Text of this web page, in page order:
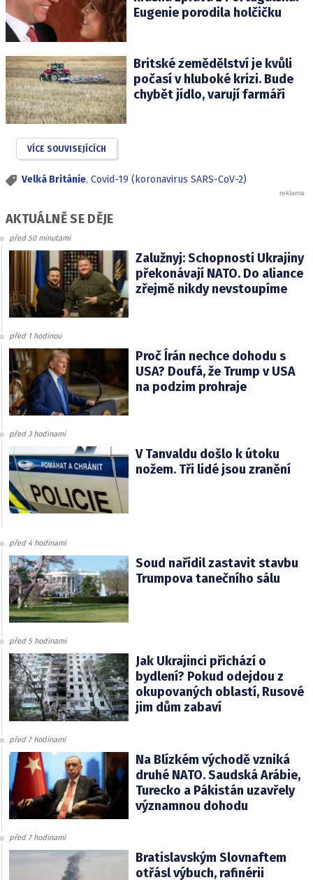
Eugenie porodila holčičku
Britské zemědělství je kvůli
počasí v hluboké krizi. Bude
chybět jídlo, varují farmáři
VÍCE SOUVISEJÍCÍCH
Velká Británie, Covid-19 (koronavirus SARS-CoV-2)
AKTUÁLNĚ SE DĚJE
před 50 minutami
Zalužnyj: Schopnosti Ukrajiny
překonávají NATO. Do aliance
zřejmě nikdy nevstoupíme
před 1 hodinou
Proč Írán nechce dohodu s
USA? Doufá, že Trump v USA
na podzim prohraje
před 3 hodinami
V Tanvaldu došlo k útoku
nožem. Tři lidé jsou zranění
před 4 hodinami
Soud nařídil zastavit stavbu
Trumpova tanečního sálu
před 5 hodinami
Jak Ukrajinci přichází o
bydlení? Pokud odejdou z
okupovaných oblastí, Rusové
jim dům zabaví
před 7 hodinami
Na Blízkém východě vzniká
druhé NATO. Saudská Arábie,
Turecko a Pákistán uzavřely
významnou dohodu
před 7 hodinami
Bratislavským Slovnaftem
otřásl výbuch, rafinérii